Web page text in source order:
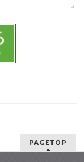
PAGETOP